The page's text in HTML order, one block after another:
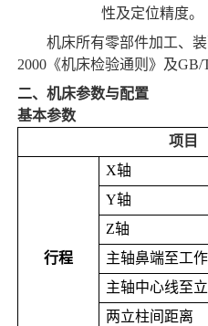
性及定位精度。
机床所有零部件加工、
2000 《机床检验通则》及GB/
二、机床参数与配置
基本参数
项目
行程
X轴
Y轴
Z轴
主轴鼻端至工
主轴中心线至
两立柱间距离